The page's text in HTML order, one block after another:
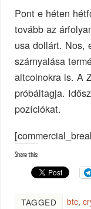
Pont e héten
tovább az
usa dollárt. Nos,
szárnyalása
altcoinokra is. A
próbáltagja.
pozíciókat.
Share this:
TAGGED btc,